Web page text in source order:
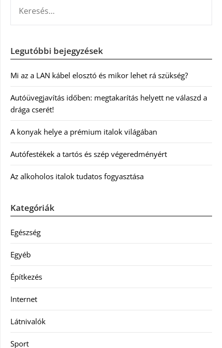
Legutóbbi bejegyzések
Mi az a LAN kábel elosztó és mikor lehet rá szükség?
Autóüvegjavítás időben: megtakarítás helyett ne válaszd a
drága cserét!
A konyak helye a prémium italok világában
Autófestékek a tartós és szép végeredményért
Az alkoholos italok tudatos fogyasztása
Kategóriák
Egészség
Egyéb
Építkezés
Internet
Látnivalók
Sport